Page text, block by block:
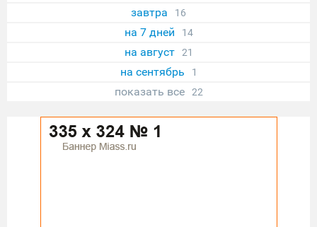
завтра 16
на 7 дней 14
на август 21
на сентябрь 1
показать все 22